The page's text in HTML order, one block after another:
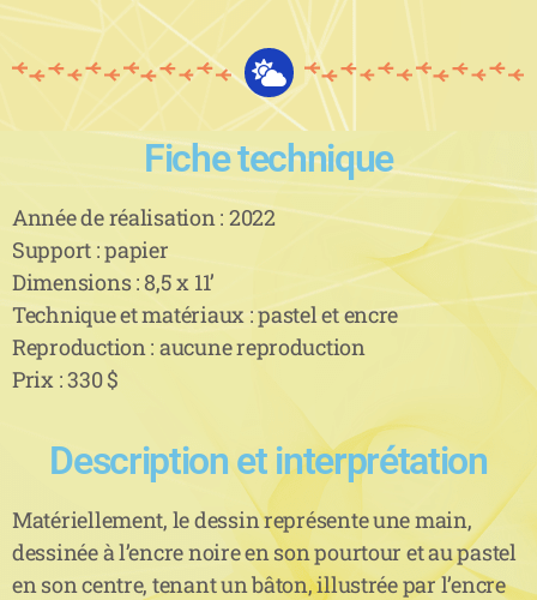
Fiche technique
Année de réalisation : 2022
Support : papier
Dimensions : 8,5 x 11’
Technique et matériaux : pastel et encre
Reproduction : aucune reproduction
Prix : 330 $
Description et interprétation
Matériellement, le dessin représente une main,
dessinée à l’encre noire en son pourtour et au pastel
en son centre, tenant un bâton, illustrée par l’encre